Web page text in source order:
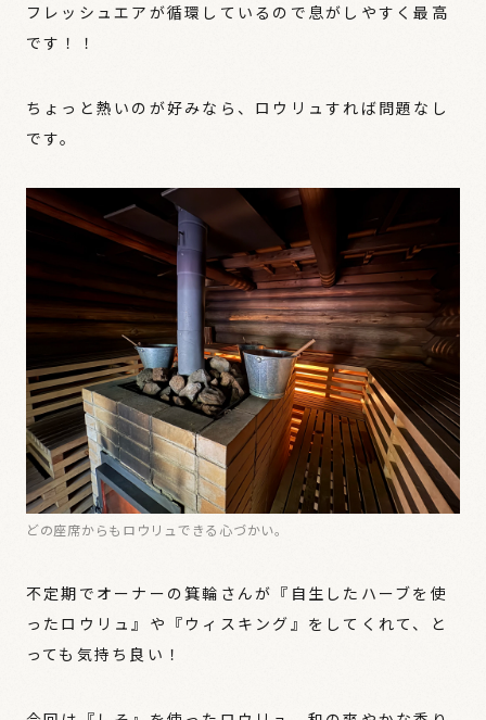
フレッシュエアが循環しているので息がしやすく最高
です！！
ちょっと熱いのが好みなら、ロウリュすれば問題なし
です。
どの座席からもロウリュできる心づかい。
不定期でオーナーの箕輪さんが『自生したハーブを使
ったロウリュ』や『ウィスキング』をしてくれて、と
っても気持ち良い！